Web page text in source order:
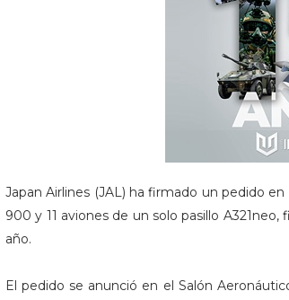
Japan Airlines (JAL) ha firmado un pedido
900 y 11 aviones de un solo pasillo
año.
El pedido se anunció en el Salón